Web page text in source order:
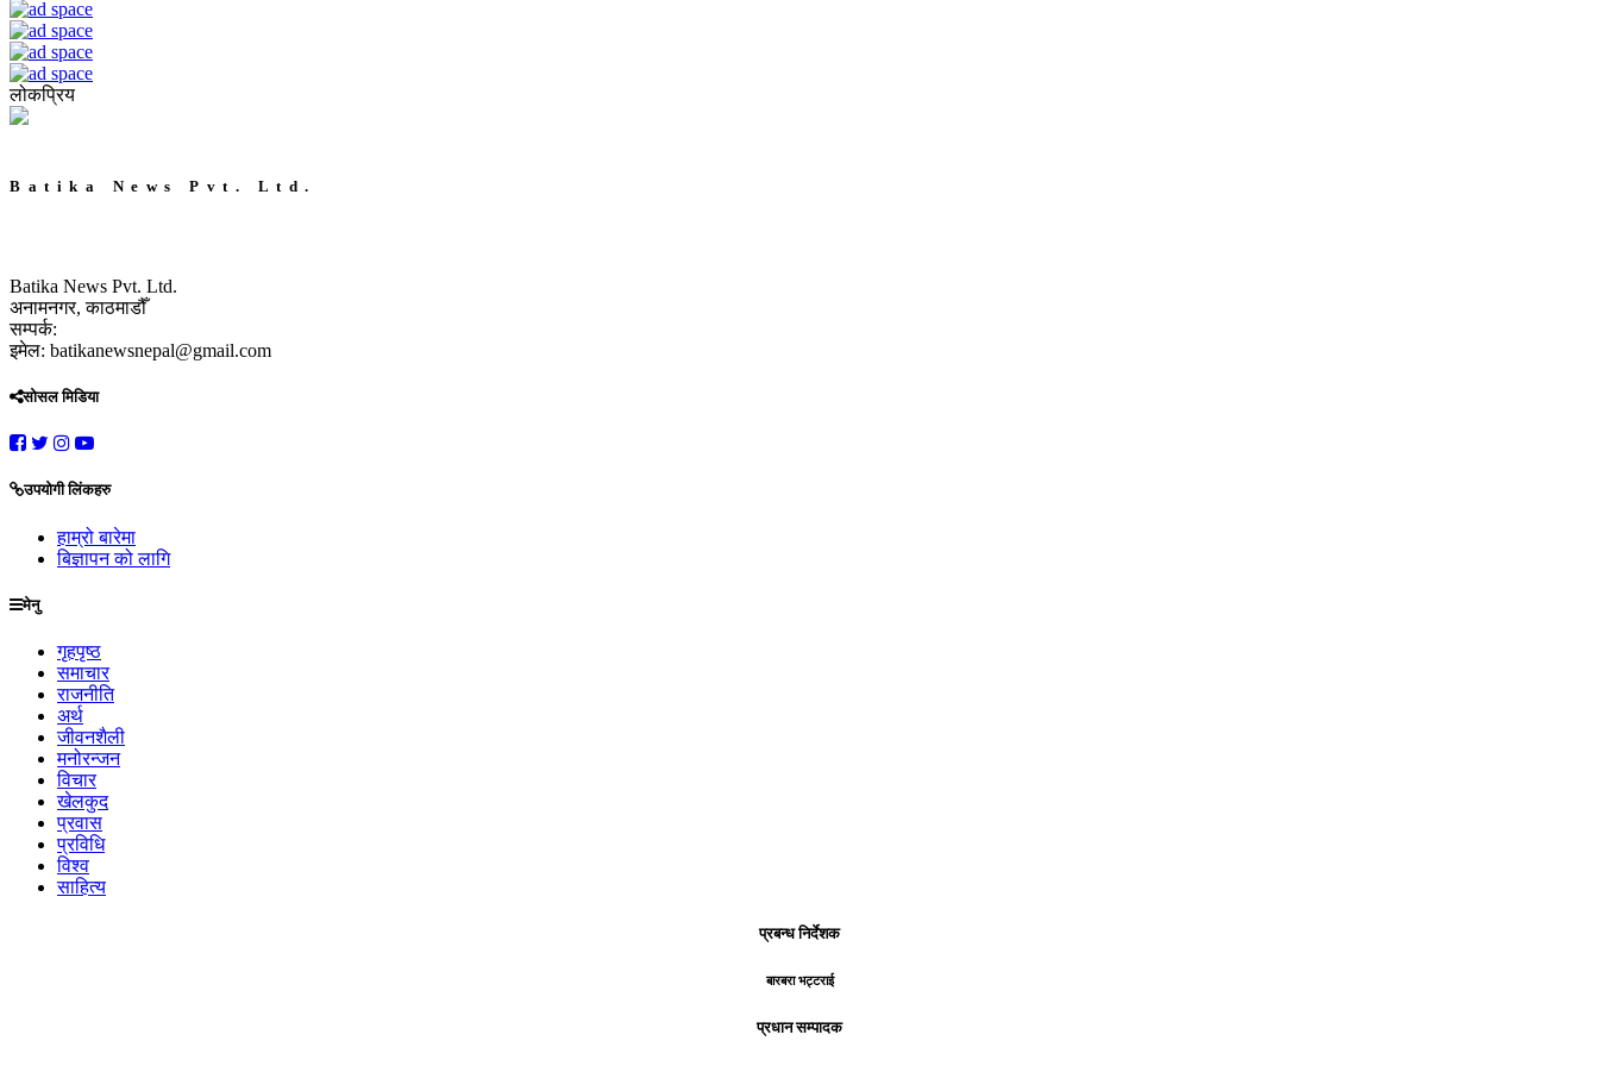
लोकप्रिय
Batika News Pvt. Ltd.
Batika News Pvt. Ltd.
अनामनगर, काठमाडौँ
सम्पर्क:
इमेल: batikanewsnepal@gmail.com
सोसल मिडिया
उपयोगी लिंकहरु
हाम्रो बारेमा
बिज्ञापन को लागि
मेनु
गृहपृष्ठ
समाचार
राजनीति
अर्थ
जीवनशैली
मनोरन्जन
विचार
खेलकुद
प्रवास
प्रविधि
विश्व
साहित्य
प्रबन्ध निर्देशक
बारबरा भट्टराई
प्रधान सम्पादक